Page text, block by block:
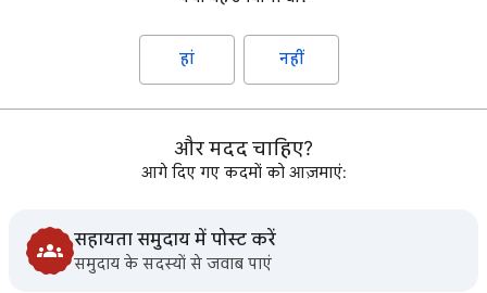
हां नहीं
और मदद चाहिए?
आगे दिए गए कदमों को आज़माएं:
सहायता समुदाय में पोस्ट करें
समुदाय के सदस्यों से जवाब पाएं